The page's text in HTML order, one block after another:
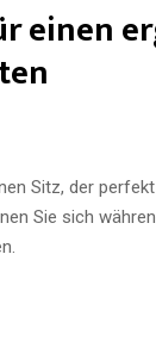
einen
Sitz, der
Sie sich